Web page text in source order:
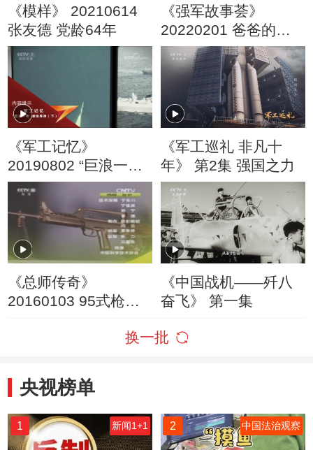
《模样》 20210614
张友德 党龄64年
《强军故事荟》
20220201 爸爸的秘
密
《军工记忆》
20190802 “巨浪一
号”潜地导弹（下）
《军工巡礼 非凡十
年》 第2集 强国之力
《总师传奇》
20160103 95式枪族
《中国战机——歼八
奋飞》 第一集
换一批
央视榜单
1 新闻1+1 2 中国法治观察